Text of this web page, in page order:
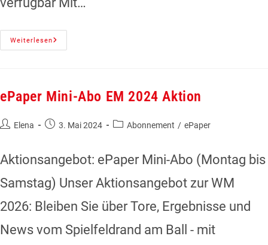
Weiterlesen
ePaper Mini-Abo EM 2024 Aktion
Elena 3. Mai 2024 Abonnement / ePaper
Aktionsangebot: ePaper Mini-Abo (Montag bis
Samstag) Unser Aktionsangebot zur WM
2026: Bleiben Sie über Tore, Ergebnisse und
News vom Spielfeldrand am Ball - mit